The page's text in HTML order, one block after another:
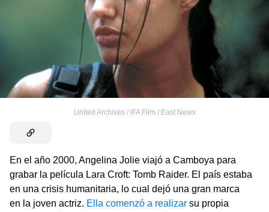
United Archives / IFA Film / East News
En el año 2000, Angelina Jolie viajó a Camboya para
grabar la película Lara Croft: Tomb Raider. El país estaba
en una crisis humanitaria, lo cual dejó una gran marca
en la joven actriz. Ella comenzó a realizar su propia